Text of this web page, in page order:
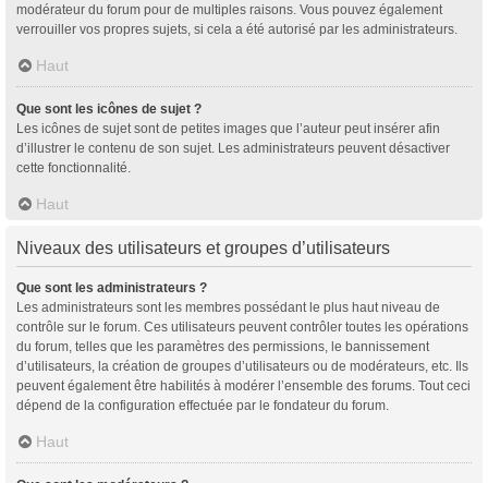
modérateur du forum pour de multiples raisons. Vous pouvez également
verrouiller vos propres sujets, si cela a été autorisé par les administrateurs.
Haut
Que sont les icônes de sujet ?
Les icônes de sujet sont de petites images que l’auteur peut insérer afin
d’illustrer le contenu de son sujet. Les administrateurs peuvent désactiver
cette fonctionnalité.
Haut
Niveaux des utilisateurs et groupes d’utilisateurs
Que sont les administrateurs ?
Les administrateurs sont les membres possédant le plus haut niveau de
contrôle sur le forum. Ces utilisateurs peuvent contrôler toutes les opérations
du forum, telles que les paramètres des permissions, le bannissement
d’utilisateurs, la création de groupes d’utilisateurs ou de modérateurs, etc. Ils
peuvent également être habilités à modérer l’ensemble des forums. Tout ceci
dépend de la configuration effectuée par le fondateur du forum.
Haut